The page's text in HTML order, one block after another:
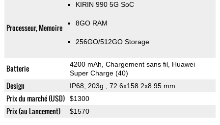
Processeur, Memoire
KIRIN 990 5G SoC
8GO RAM
256GO/512GO Storage
Batterie
4200 mAh, Chargement sans fil, Huawei
Super Charge (40)
Design IP68, 203g , 72.6x158.2x8.95 mm
Prix du marché (USD) $1300
Prix (au Lancement) $1570